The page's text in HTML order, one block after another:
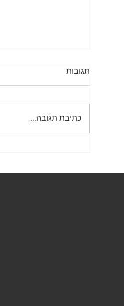
שלטי נגישות
תגובות
כתיבת תגובה...